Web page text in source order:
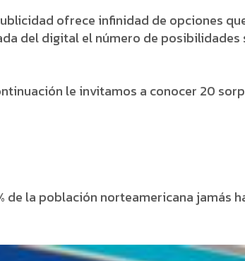
ofrece infinidad de opciones
del digital el número de
le invitamos a conocer 20
de la población norteamericana jamás